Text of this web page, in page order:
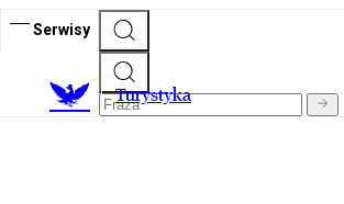
Serwisy
Turystyka